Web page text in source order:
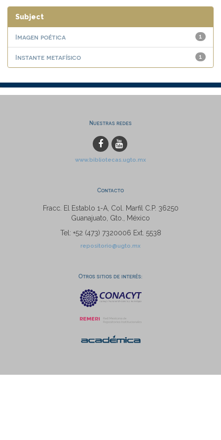
Subject
1
Imagen poética
1
Instante metafísico
Nuestras redes
www.bibliotecas.ugto.mx
Contacto
Fracc. El Establo 1-A, Col. Marfil C.P. 36250
Guanajuato, Gto., México
Tel: +52 (473) 7320006 Ext. 5538
repositorio@ugto.mx
Otros sitios de interés: